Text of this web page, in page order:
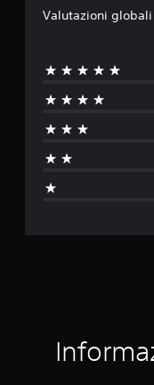
Valutazioni